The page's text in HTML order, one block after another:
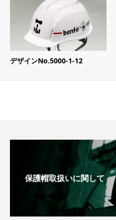
デザインNo.5000-1-12
保護帽取扱いに関して